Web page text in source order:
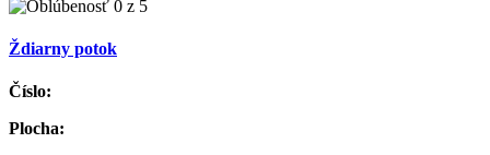
Ždiarny potok
Číslo:
Plocha: